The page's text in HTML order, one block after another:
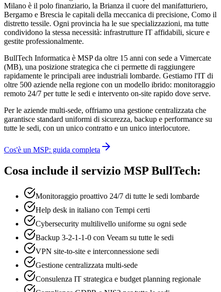
Milano è il polo finanziario, la Brianza il cuore del manifatturiero,
Bergamo e Brescia le capitali della meccanica di precisione, Como il
distretto tessile. Ogni provincia ha le sue specializzazioni, ma tutte
condividono la stessa necessità: infrastrutture IT affidabili, sicure e
gestite professionalmente.
BullTech Informatica è MSP da oltre 15 anni con sede a Vimercate
(MB), una posizione strategica che ci permette di raggiungere
rapidamente le principali aree industriali lombarde. Gestiamo l'IT di
oltre 500 aziende nella regione con un modello ibrido: monitoraggio
remoto 24/7 per tutte le sedi e intervento on-site rapido dove serve.
Per le aziende multi-sede, offriamo una gestione centralizzata che
garantisce standard uniformi di sicurezza, backup e performance su
tutte le sedi, con un unico contratto e un unico interlocutore.
Cos'è un MSP: guida completa
Cosa include il servizio MSP BullTech:
Monitoraggio proattivo 24/7 di tutte le sedi lombarde
Help desk in italiano con Tempi certi
Cybersecurity multilivello uniforme su ogni sede
Backup 3-2-1-1-0 con Veeam su tutte le sedi
VPN site-to-site e interconnessione sedi
Gestione centralizzata multi-sede
Consulenza IT strategica e budget planning regionale